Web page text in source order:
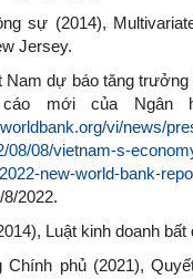
sự (2014),
Jersey.
Nam dự báo tăng trưởng
mới của Ngân
vi/news/
08/08/vietnam-s-
new-world-bank-
2022.
Luật kinh doanh bất
Chính phủ (2021),